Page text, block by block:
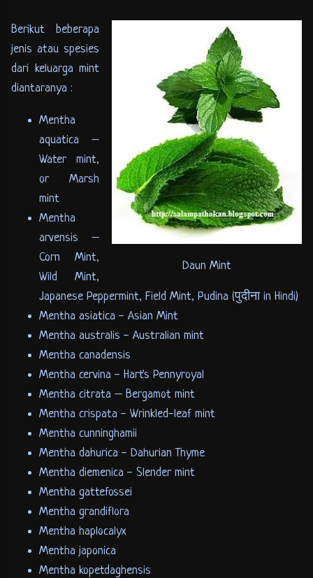
Daun Mint
Berikut beberapa
jenis atau spesies
dari keluarga mint
diantaranya :
Mentha
aquatica –
Water mint,
or Marsh
mint
Mentha
arvensis –
Corn Mint,
Wild Mint,
Japanese Peppermint, Field Mint, Pudina (पुदीना in Hindi)
Mentha asiatica - Asian Mint
Mentha australis - Australian mint
Mentha canadensis
Mentha cervina - Hart's Pennyroyal
Mentha citrata – Bergamot mint
Mentha crispata - Wrinkled-leaf mint
Mentha cunninghamii
Mentha dahurica - Dahurian Thyme
Mentha diemenica - Slender mint
Mentha gattefossei
Mentha grandiflora
Mentha haplocalyx
Mentha japonica
Mentha kopetdaghensis